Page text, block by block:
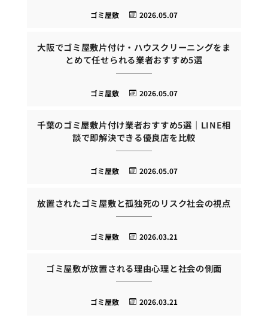
2026.05.07
ゴミ屋敷
大阪でゴミ屋敷片付け・ハウスクリーニングをま
とめて任せられる業者おすすめ5選
2026.05.07
ゴミ屋敷
千葉のゴミ屋敷片付け業者おすすめ5選｜LINE相
談で即解決できる優良店を比較
2026.05.07
ゴミ屋敷
放置されたゴミ屋敷と孤独死のリスク社会の視点
2026.03.21
ゴミ屋敷
ゴミ屋敷が放置される理由心理と社会の側面
2026.03.21
ゴミ屋敷